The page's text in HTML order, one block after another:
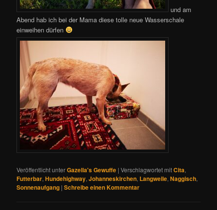
und am
Abend hab ich bei der Mama diese tolle neue Wasserschale
einweihen dürfen
Veröffentlicht unterGazella's Gewuffe |Verschlagwortet mitCita,
Futterbar,Hundehighway,Johanneskirchen, Langweile,Naggisch,
Sonnenaufgang |Schreibe einen Kommentar